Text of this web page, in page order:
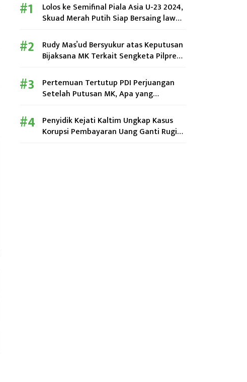
Lolos ke Semifinal Piala Asia U-23 2024,
Skuad Merah Putih Siap Bersaing lawan
Rudy Mas’ud Bersyukur atas Keputusan
Bijaksana MK Terkait Sengketa Pilpres
Pertemuan Tertutup PDI Perjuangan
Setelah Putusan MK, Apa yang
Penyidik Kejati Kaltim Ungkap Kasus
Korupsi Pembayaran Uang Ganti Rugi